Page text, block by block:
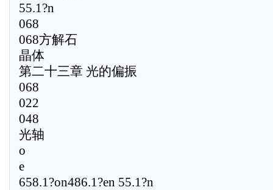
55.1?n
068
068方解石
晶体
第二十三章 光的偏振
068
022
048
光轴
o
e
658.1?on486.1?en 55.1?n